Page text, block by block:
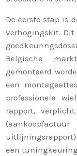
De eerste stap is
verhogingskit.
Belgische
gemonteerd
een
professionele
rapport,
een